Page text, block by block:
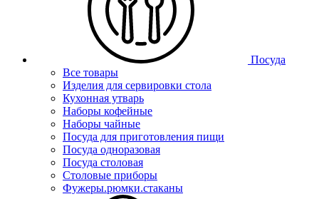
Посуда
Все товары
Изделия для сервировки стола
Кухонная утварь
Наборы кофейные
Наборы чайные
Посуда для приготовления пищи
Посуда одноразовая
Посуда столовая
Столовые приборы
Фужеры.рюмки.стаканы